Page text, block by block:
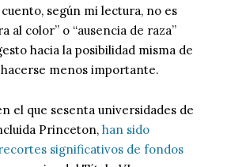
según mi lectura, no es
al color” o “ausencia de raza”
hacia la posibilidad misma de
hacerse menos importante.
el que sesenta universidades de
Princeton, han sido
significativos de fondos